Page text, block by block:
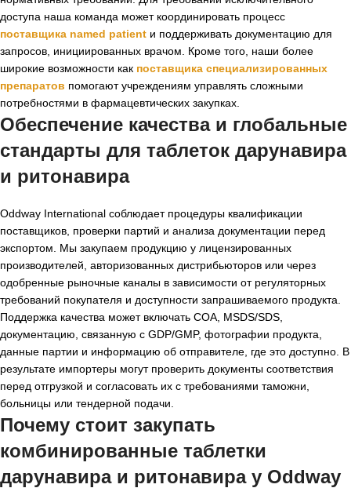
доступа наша команда может координировать процесс
поставщика named patient и поддерживать документацию для
запросов, инициированных врачом. Кроме того, наши более
широкие возможности как поставщика специализированных
препаратов помогают учреждениям управлять сложными
потребностями в фармацевтических закупках.
Обеспечение качества и глобальные
стандарты для таблеток дарунавира
и ритонавира
Oddway International соблюдает процедуры квалификации
поставщиков, проверки партий и анализа документации перед
экспортом. Мы закупаем продукцию у лицензированных
производителей, авторизованных дистрибьюторов или через
одобренные рыночные каналы в зависимости от регуляторных
требований покупателя и доступности запрашиваемого продукта.
Поддержка качества может включать COA, MSDS/SDS,
документацию, связанную с GDP/GMP, фотографии продукта,
данные партии и информацию об отправителе, где это доступно. В
результате импортеры могут проверить документы соответствия
перед отгрузкой и согласовать их с требованиями таможни,
больницы или тендерной подачи.
Почему стоит закупать
комбинированные таблетки
дарунавира и ритонавира у Oddway